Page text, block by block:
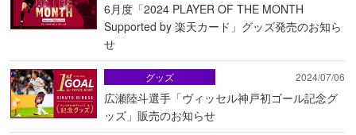
6月度「2024 PLAYER OF THE MONTH
Supported by 楽天カード」グッズ発売のお知ら
せ
2024/07/06
広瀬陸斗選手「ヴィッセル神戸初ゴール記念グ
ッズ」販売のお知らせ
グッズ